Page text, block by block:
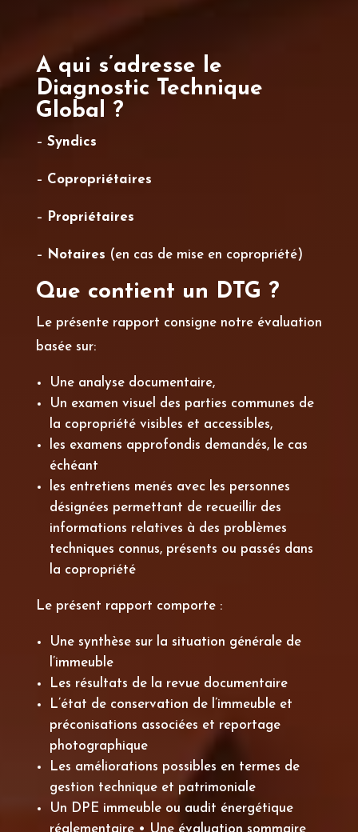
A qui s’adresse le
Diagnostic Technique
Global ?
– Syndics
– Copropriétaires
– Propriétaires
– Notaires (en cas de mise en copropriété)
Que contient un DTG ?
Le présente rapport consigne notre évaluation
basée sur:
Une analyse documentaire,
Un examen visuel des parties communes de
la copropriété visibles et accessibles,
les examens approfondis demandés, le cas
échéant
les entretiens menés avec les personnes
désignées permettant de recueillir des
informations relatives à des problèmes
techniques connus, présents ou passés dans
la copropriété
Le présent rapport comporte :
Une synthèse sur la situation générale de
l’immeuble
Les résultats de la revue documentaire
L’état de conservation de l’immeuble et
préconisations associées et reportage
photographique
Les améliorations possibles en termes de
gestion technique et patrimoniale
Un DPE immeuble ou audit énergétique